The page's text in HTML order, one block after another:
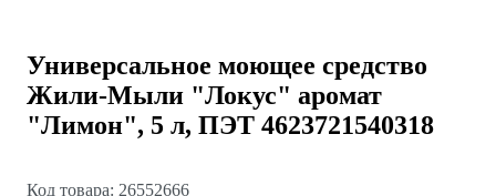
Универсальное моющее средство
Жили-Мыли "Локус" аромат
"Лимон", 5 л, ПЭТ 4623721540318
Код товара: 26552666